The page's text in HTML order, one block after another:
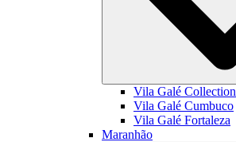
Vila Galé Collection
Vila Galé Cumbuco
Vila Galé Fortaleza
Maranhão